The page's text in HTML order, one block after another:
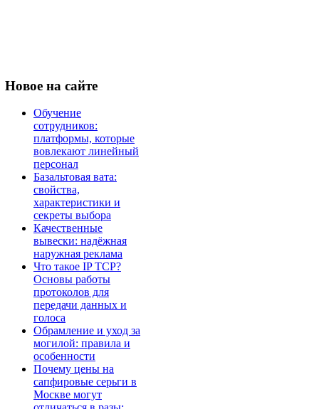
Новое на сайте
Обучение
сотрудников:
платформы, которые
вовлекают линейный
персонал
Базальтовая вата:
свойства,
характеристики и
секреты выбора
Качественные
вывески: надёжная
наружная реклама
Что такое IP TCP?
Основы работы
протоколов для
передачи данных и
голоса
Обрамление и уход за
могилой: правила и
особенности
Почему цены на
сапфировые серьги в
Москве могут